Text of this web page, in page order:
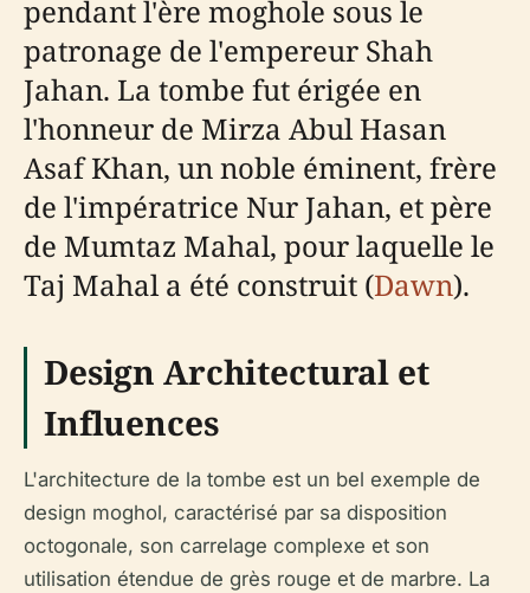
pendant l'ère moghole sous le
patronage de l'empereur Shah
Jahan. La tombe fut érigée en
l'honneur de Mirza Abul Hasan
Asaf Khan, un noble éminent, frère
de l'impératrice Nur Jahan, et père
de Mumtaz Mahal, pour laquelle le
Taj Mahal a été construit (Dawn).
Design Architectural et
Influences
L'architecture de la tombe est un bel exemple de
design moghol, caractérisé par sa disposition
octogonale, son carrelage complexe et son
utilisation étendue de grès rouge et de marbre. La